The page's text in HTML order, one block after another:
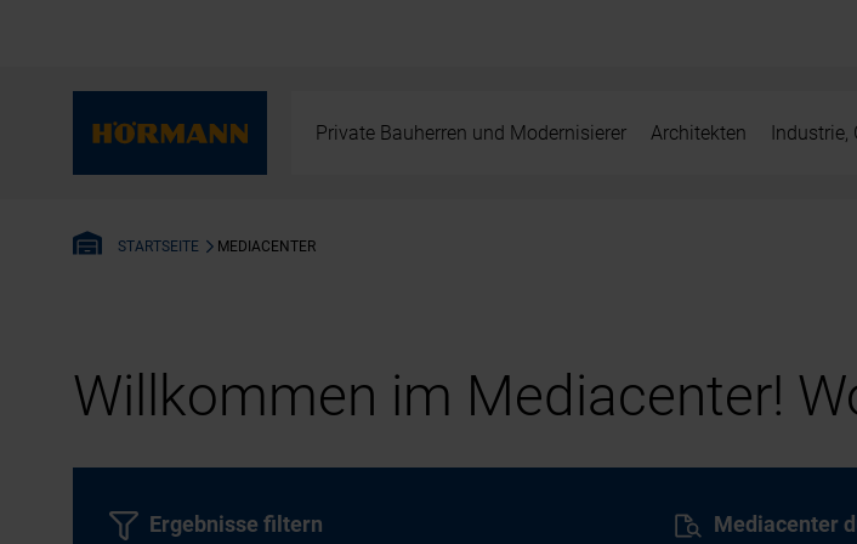
Private Bauherren und Modernisierer Architekten Industrie,
STARTSEITE MEDIACENTER
Willkommen im Mediacenter!
Mediacenter
Ergebnisse filtern